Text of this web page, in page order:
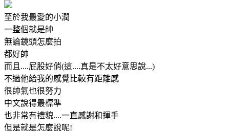
至於我最愛的小潤
一整個就是帥
無論鏡頭怎麼拍
都好帥
而且....屁股好俏(這....真是不太好意思說...)
不過他給我的感覺比較有距離感
很帥氣也很努力
中文說得最標準
也非常有禮貌....一直感謝和揮手
但是就是怎麼說呢!